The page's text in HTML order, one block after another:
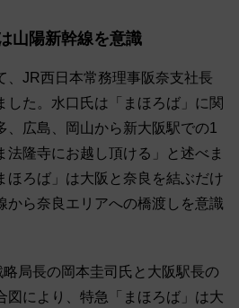
山陽新幹線を意識
、JR西日本常務理事阪奈支社長
した。水口氏は「まほろば」に関
、広島、岡山から新大阪駅での1
法隆寺にお越し頂ける」と述べま
ほろば」は大阪と奈良を結ぶだけ
から奈良エリアへの橋渡しを意識
局長の岡本圭司氏と大阪駅長の
図により、特急「まほろば」は大